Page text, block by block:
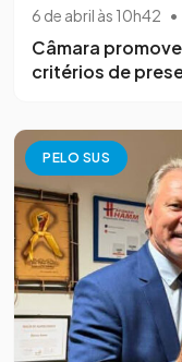
6 de abril às 10h42 •
Câmara
critérios de
PELO SUS